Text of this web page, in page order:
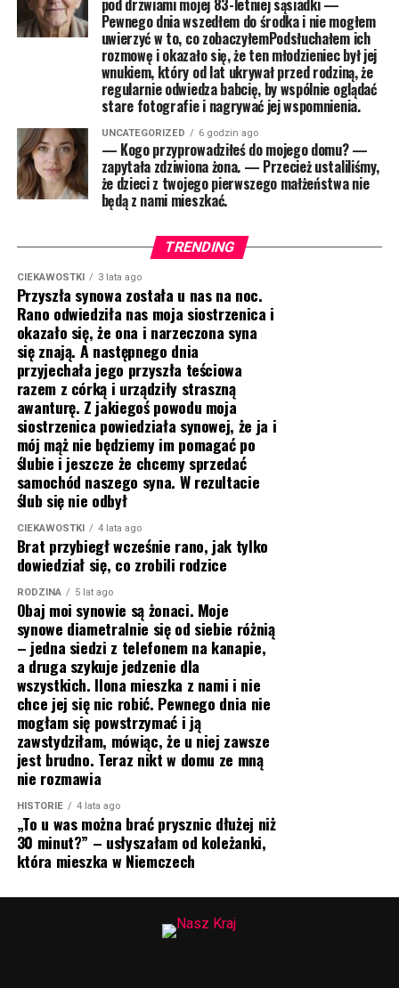
pod drzwiami mojej 83-letniej sąsiadki —
Pewnego dnia wszedłem do środka i nie mogłem
uwierzyć w to, co zobaczyłemPodsłuchałem ich
rozmowę i okazało się, że ten młodzieniec był jej
wnukiem, który od lat ukrywał przed rodziną, że
regularnie odwiedza babcię, by wspólnie oglądać
stare fotografie i nagrywać jej wspomnienia.
UNCATEGORIZED 6 godzin ago
— Kogo przyprowadziłeś do mojego domu? —
zapytała zdziwiona żona. — Przecież ustaliliśmy,
że dzieci z twojego pierwszego małżeństwa nie
będą z nami mieszkać.
TRENDING
CIEKAWOSTKI 3 lata ago
Przyszła synowa została u nas na noc.
Rano odwiedziła nas moja siostrzenica i
okazało się, że ona i narzeczona syna
się znają. A następnego dnia
przyjechała jego przyszła teściowa
razem z córką i urządziły straszną
awanturę. Z jakiegoś powodu moja
siostrzenica powiedziała synowej, że ja i
mój mąż nie będziemy im pomagać po
ślubie i jeszcze że chcemy sprzedać
samochód naszego syna. W rezultacie
ślub się nie odbył
CIEKAWOSTKI 4 lata ago
Brat przybiegł wcześnie rano, jak tylko
dowiedział się, co zrobili rodzice
RODZINA 5 lat ago
Obaj moi synowie są żonaci. Moje
synowe diametralnie się od siebie różnią
– jedna siedzi z telefonem na kanapie,
a druga szykuje jedzenie dla
wszystkich. Ilona mieszka z nami i nie
chce jej się nic robić. Pewnego dnia nie
mogłam się powstrzymać i ją
zawstydziłam, mówiąc, że u niej zawsze
jest brudno. Teraz nikt w domu ze mną
nie rozmawia
HISTORIE 4 lata ago
„To u was można brać prysznic dłużej niż
30 minut?” – usłyszałam od koleżanki,
która mieszka w Niemczech